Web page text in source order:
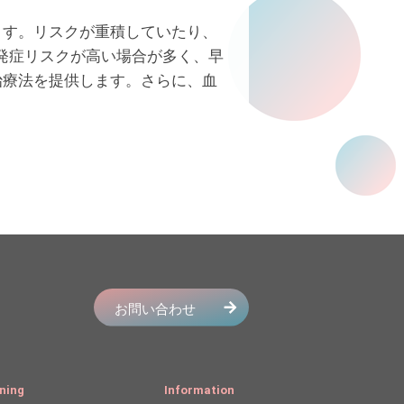
。リスクが重積していたり、
症リスクが高い場合が多く、早
法を提供します。さらに、血
Information